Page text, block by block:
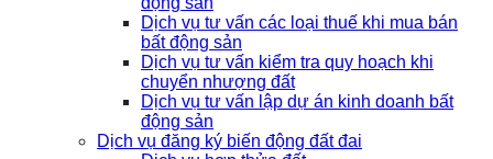
Dịch vụ tư vấn các loại thuế khi mua bán
bất động sản
Dịch vụ tư vấn kiểm tra quy hoạch khi
chuyển nhượng đất
Dịch vụ tư vấn lập dự án kinh doanh bất
động sản
Dịch vụ đăng ký biến động đất đai